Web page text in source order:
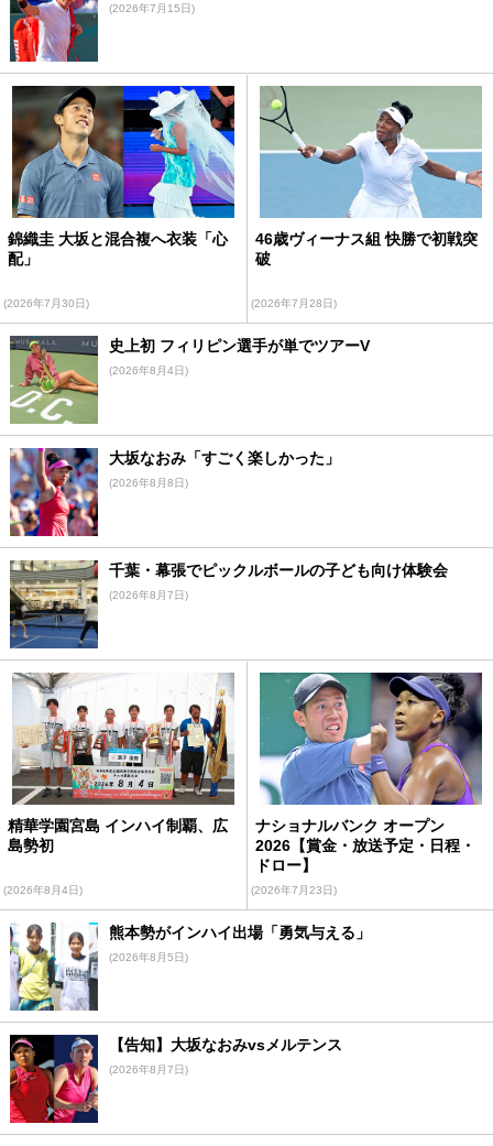
(2026年7月15日)
錦織圭 大坂と混合複へ衣装「心
配」
(2026年7月30日)
46歳ヴィーナス組 快勝で初戦突
破
(2026年7月28日)
史上初 フィリピン選手が単でツアーV
(2026年8月4日)
大坂なおみ「すごく楽しかった」
(2026年8月8日)
千葉・幕張でピックルボールの子ども向け体験会
(2026年8月7日)
精華学園宮島 インハイ制覇、広
島勢初
(2026年8月4日)
ナショナルバンク オープン
2026【賞金・放送予定・日程・
ドロー】
(2026年7月23日)
熊本勢がインハイ出場「勇気与える」
(2026年8月5日)
【告知】大坂なおみvsメルテンス
(2026年8月7日)